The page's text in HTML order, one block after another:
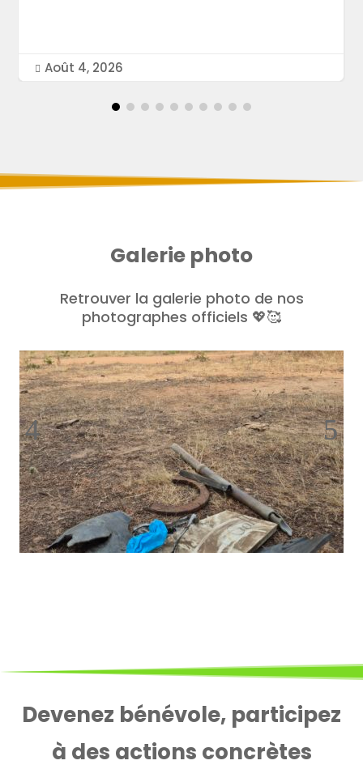
 Août 4, 2026
Galerie photo
Retrouver la galerie photo de nos
photographes officiels 💖🥰
Devenez bénévole, participez
à des actions concrètes